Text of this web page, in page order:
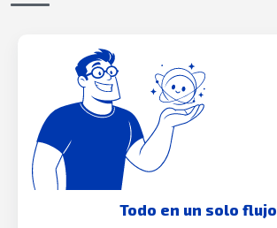
Todo en un solo flujo